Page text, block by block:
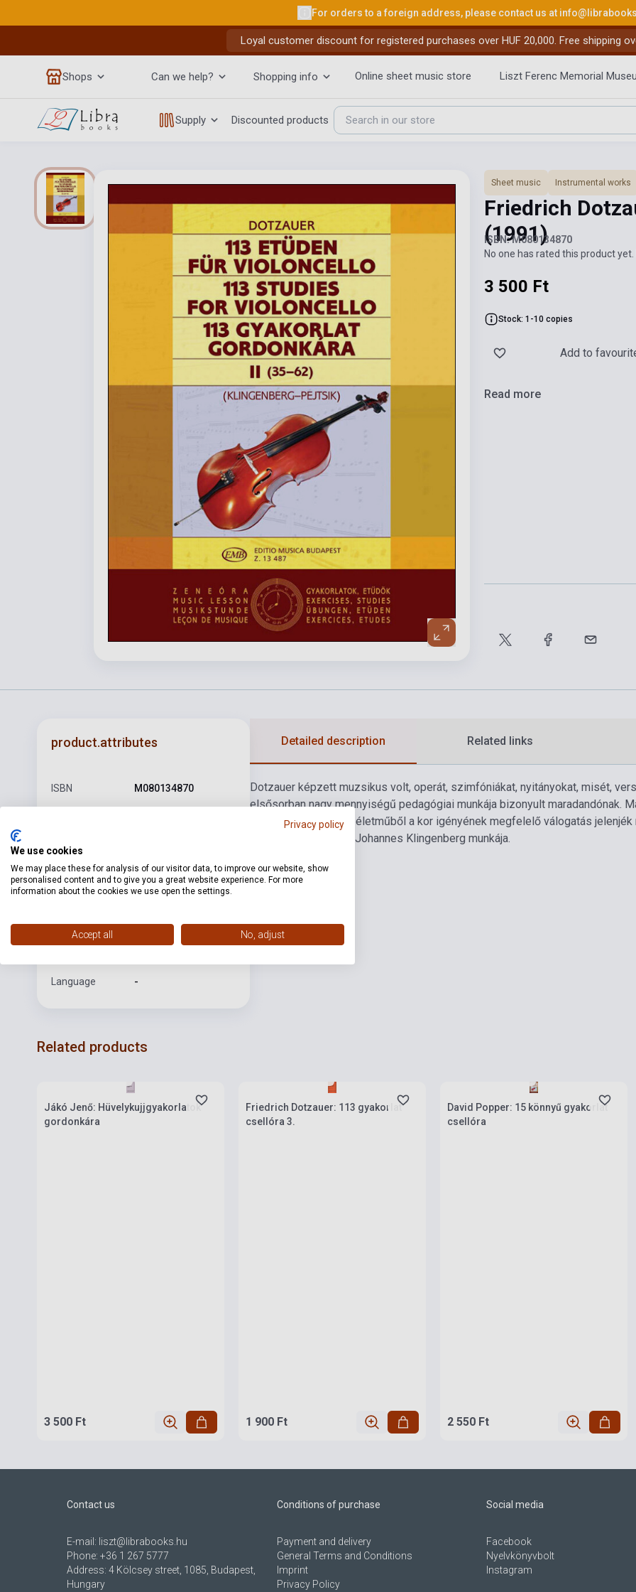
For orders to a foreign address, please contact us at
Loyal customer discount for registered purchases over HUF 20,000. Free shipping
Shops Can we help? Shopping info Online sheet music store Liszt Ferenc Memorial
Supply Discounted products
Sheet music Instrumental works
Friedrich
(1991)
ISBN: M080134870
No one has rated this product
3 500 Ft
Stock: 1-10 copies
Add to
Read more
product.attributes
ISBN M080134870
Binding Soft cover
Publisher EMB
publication
1991
Language -
Detailed description Related links
Dotzauer képzett muzsikus volt, operát, szimfóniákat, nyitányokat, misét,
elsősorban nagy mennyiségű pedagógiai munkája bizonyult maradandónak.
hatalmas pedagógiai életműből a kor igényének megfelelő válogatás
egyik legsikeresebb Johannes Klingenberg munkája.
Related products
Jákó Jenő: Hüvelykujjgyakorlatok
gordonkára
3 500 Ft
Friedrich Dotzauer: 113 gyakorlat
csellóra 3.
1 900 Ft
David Popper: 15 könnyű gyakorlat
csellóra
2 550 Ft
Contact us
E-mail: liszt@librabooks.hu
Phone: +36 1 267 5777
Address: 4 Kölcsey street, 1085, Budapest,
Hungary
Conditions of purchase
Payment and delivery
General Terms and Conditions
Imprint
Privacy Policy
Social media
Facebook
Nyelvkönyvbolt
Instagram
Privacy policy
We use cookies
We may place these for analysis of our visitor data, to improve our website, show
personalised content and to give you a great website experience. For more
information about the cookies we use open the settings.
Accept all No, adjust